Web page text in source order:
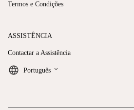
Termos e Condições
ASSISTÊNCIA
Contactar a Assistência
Português keyboard_arrow_down